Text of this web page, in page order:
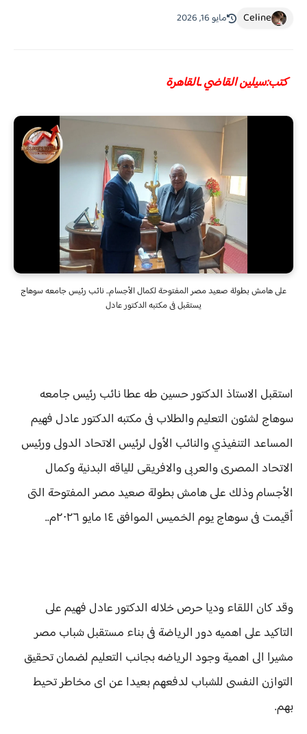
Celine مايو 16, 2026
كتب:سيلين القاضي ـالقاهرة
على هامش بطولة صعيد مصر المفتوحة لكمال الأجسام.. نائب رئيس جامعه سوهاج
يستقبل فى مكتبه الدكتور عادل
استقبل الاستاذ الدكتور حسين طه عطا نائب رئيس جامعه
سوهاج لشئون التعليم والطلاب فى مكتبه الدكتور عادل فهيم
المساعد التنفيذي والنائب الأول لرئيس الاتحاد الدولى ورئيس
الاتحاد المصرى والعربى والافريقى للياقه البدنية وكمال
الأجسام وذلك على هامش بطولة صعيد مصر المفتوحة التى
أقيمت فى سوهاج يوم الخميس الموافق ١٤ مايو ٢٠٢٦م..
وقد كان اللقاء وديا حرص خلاله الدكتور عادل فهيم على
التاكيد على اهميه دور الرياضة فى بناء مستقبل شباب مصر
مشيرا الى اهمية وجود الرياضه بجانب التعليم لضمان تحقيق
التوازن النفسى للشباب لدفعهم بعيدا عن اى مخاطر تحيط
بهم.